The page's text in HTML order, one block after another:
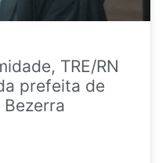
TRE/RN
prefeita de